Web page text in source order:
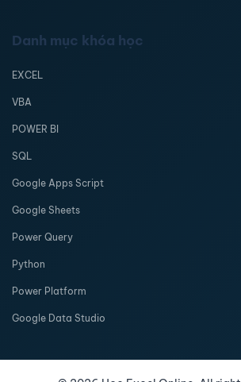
Danh mục khóa học
EXCEL
VBA
POWER BI
SQL
Google Apps Script
Google Sheets
Power Query
Python
Power Platform
Google Data Studio